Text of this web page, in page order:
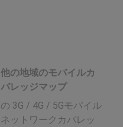
他の地域のモバイルカ
バレッジマップ
の 3G / 4G / 5Gモバイル
ネットワークカバレッ